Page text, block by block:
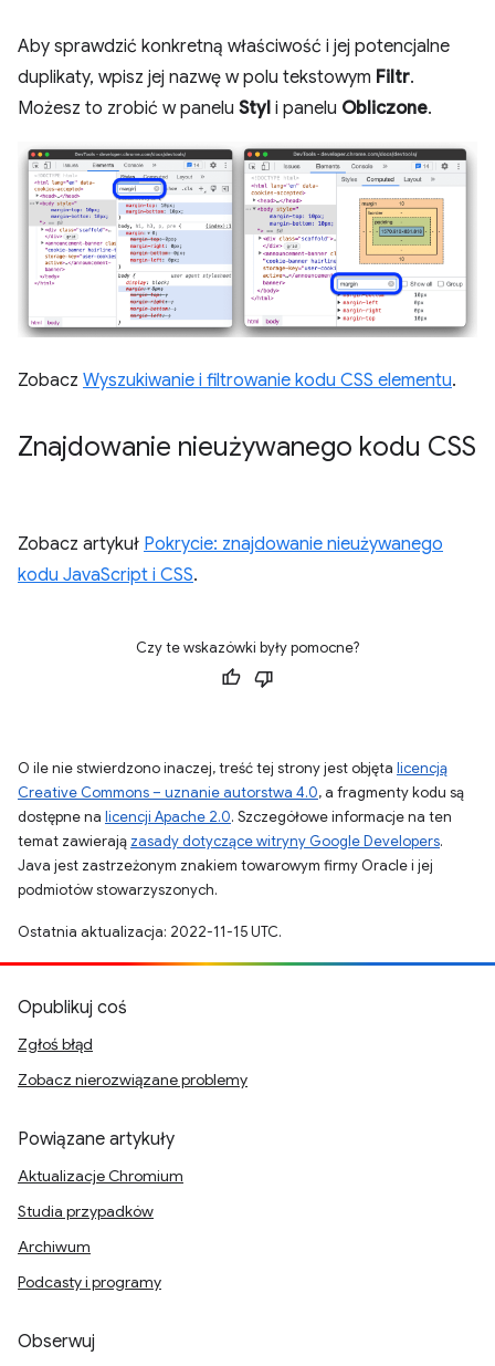
Aby sprawdzić konkretną właściwość i jej potencjalne
duplikaty, wpisz jej nazwę w polu tekstowym Filtr.
Możesz to zrobić w panelu Styl i panelu Obliczone.
Zobacz Wyszukiwanie i filtrowanie kodu CSS elementu.
Znajdowanie nieużywanego kodu CSS
Zobacz artykuł Pokrycie: znajdowanie nieużywanego
kodu JavaScript i CSS.
Czy te wskazówki były pomocne?
O ile nie stwierdzono inaczej, treść tej strony jest objęta licencją
Creative Commons – uznanie autorstwa 4.0, a fragmenty kodu są
dostępne na licencji Apache 2.0. Szczegółowe informacje na ten
temat zawierają zasady dotyczące witryny Google Developers.
Java jest zastrzeżonym znakiem towarowym firmy Oracle i jej
podmiotów stowarzyszonych.
Ostatnia aktualizacja: 2022-11-15 UTC.
Opublikuj coś
Zgłoś błąd
Zobacz nierozwiązane problemy
Powiązane artykuły
Aktualizacje Chromium
Studia przypadków
Archiwum
Podcasty i programy
Obserwuj